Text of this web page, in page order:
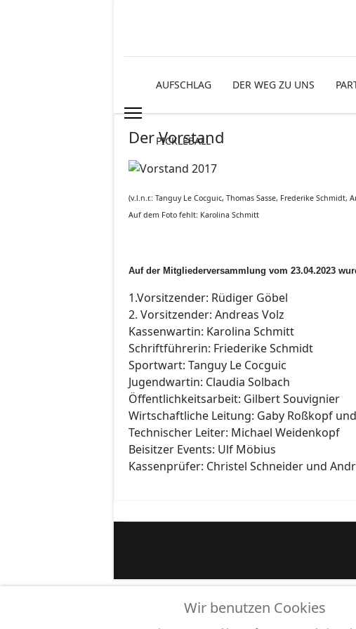
AUFSCHLAG DER WEG ZU UNS
PICKLEBALL
Der Vorstand
(v.l.n.r.: Tanguy Le Cocguic, Thomas Sasse, Frederike
Auf dem Foto fehlt: Karolina Schmitt
Auf der Mitgliederversammlung vom 23.04.2023
1.Vorsitzender: Rüdiger Göbel
2. Vorsitzender: Andreas Volz
Kassenwartin: Karolina Schmitt
Schriftführerin: Friederike Schmidt
Sportwart: Tanguy Le Cocguic
Jugendwartin: Claudia Solbach
Öffentlichkeitsarbeit: Gilbert Souvignier
Wirtschaftliche Leitung: Gaby Roßkopf
Technischer Leiter: Michael Weidenkopf
Beisitzer Events: Ulf Möbius
Kassenprüfer: Christel Schneider und
Wir benutzen Cookies